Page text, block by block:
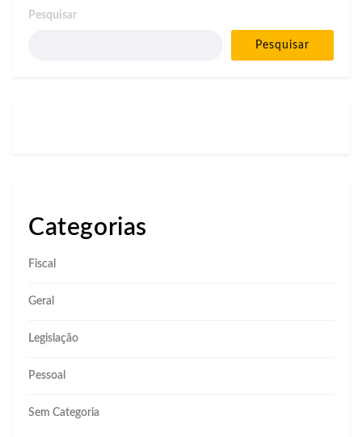
Pesquisar
Pesquisar
Categorias
Fiscal
Geral
Legislação
Pessoal
Sem Categoria